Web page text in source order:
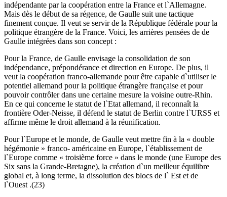
indépendante par la coopération entre la France et l`Allemagne.
Mais dès le début de sa régence, de Gaulle suit une tactique
finement conçue. Il veut se servir de la République fédérale pour la
politique étrangère de la France. Voici, les arrières pensées de de
Gaulle intégrées dans son concept :
Pour la France, de Gaulle envisage la consolidation de son
indépendance, prépondérance et direction en Europe. De plus, il
veut la coopération franco-allemande pour être capable d`utiliser le
potentiel allemand pour la politique étrangère française et pour
pouvoir contrôler dans une certaine mesure la voisine outre-Rhin.
En ce qui concerne le statut de l`Etat allemand, il reconnaît la
frontière Oder-Neisse, il défend le statut de Berlin contre l`URSS et
affirme même le droit allemand à la réunification.
Pour l`Europe et le monde, de Gaulle veut mettre fin à la « double
hégémonie » franco- américaine en Europe, l`établissement de
l`Europe comme « troisième force » dans le monde (une Europe des
Six sans la Grande-Bretagne), la création d`un meilleur équilibre
global et, à long terme, la dissolution des blocs de l` Est et de
l`Ouest .(23)